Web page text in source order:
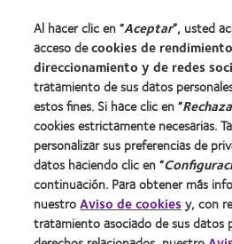
Usuario con experiencia
Acerca de CooperVision
Carreras
Noticias
Contacto
Legal
Al hacer clic en “Aceptar”, usted
acceso decookies de
direccionamiento y de redes
tratamiento de sus datos
estos fines. Si hace clic en “
cookies estrictamente necesarias.
personalizar sus preferencias de
datos haciendo clic en “
continuación. Para obtener más
nuestroAviso de cookiesy, con
tratamiento asociado de sus datos